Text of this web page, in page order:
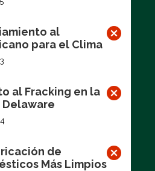
al
para el Clima
al Fracking en la
Delaware
de
Más Limpios